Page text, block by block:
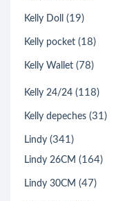
Kelly Doll (19)
Kelly pocket (18)
Kelly Wallet (78)
Kelly 24/24 (118)
Kelly depeches (31)
Lindy (341)
Lindy 26CM (164)
Lindy 30CM (47)